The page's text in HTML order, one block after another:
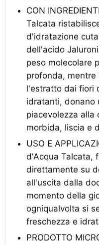
CON
Talcata
d'idratazione
dell'acido
peso molecolare
profonda, mentre
l'estratto dai fiori
idratanti, donano
piacevolezza alla
morbida, liscia e
USO E
d'Acqua Talcata,
direttamente su
all'uscita dalla
momento della
ogniqualvolta si
freschezza e
PRODOTTO